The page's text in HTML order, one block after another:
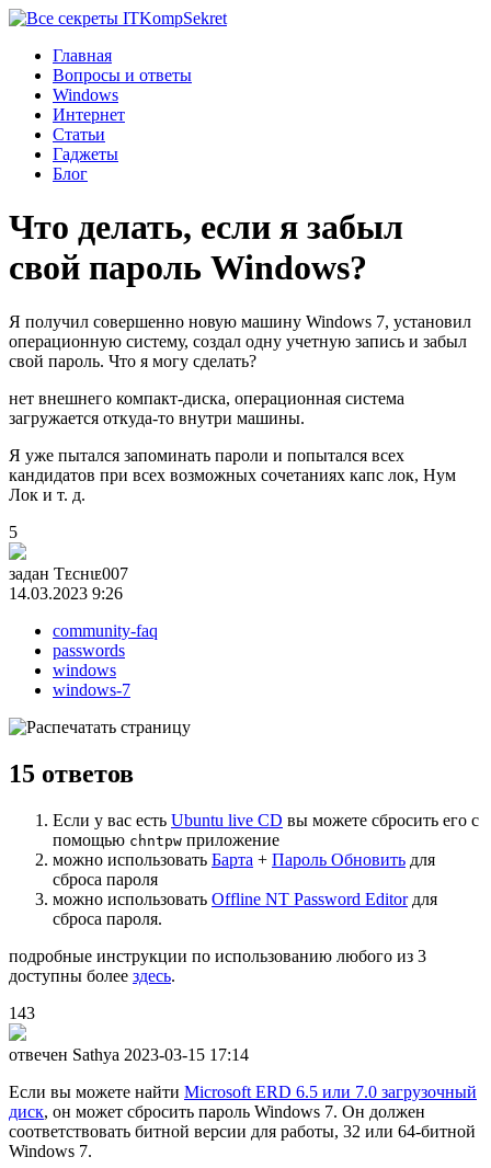
KompSekret
Главная
Вопросы и ответы
Windows
Интернет
Статьи
Гаджеты
Блог
Что делать, если я забыл
свой пароль Windows?
Я получил совершенно новую машину Windows 7, установил
операционную систему, создал одну учетную запись и забыл
свой пароль. Что я могу сделать?
нет внешнего компакт-диска, операционная система
загружается откуда-то внутри машины.
Я уже пытался запоминать пароли и попытался всех
кандидатов при всех возможных сочетаниях капс лок, Нум
Лок и т. д.
5
задан Ƭᴇcʜιᴇ007
14.03.2023 9:26
community-faq
passwords
windows
windows-7
15 ответов
Если у вас есть Ubuntu live CD вы можете сбросить его с
помощью chntpw приложение
можно использовать Барта + Пароль Обновить для
сброса пароля
можно использовать Offline NT Password Editorдля
сброса пароля.
подробные инструкции по использованию любого из 3
доступны более здесь.
143
отвечен Sathya 2023-03-15 17:14
Если вы можете найти Microsoft ERD 6.5 или 7.0 загрузочный
диск, он может сбросить пароль Windows 7. Он должен
соответствовать битной версии для работы, 32 или 64-битной
Windows 7.